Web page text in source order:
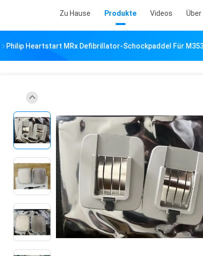
Zu Hause Produkte Videos Über
Philip Heartstart MRx Defibrillator-Schockpaddel Für